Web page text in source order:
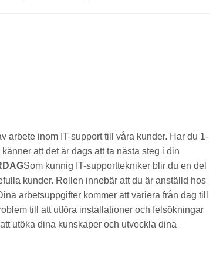
arbete inom IT-support till våra kunder. Har du 1-
att det är dags att ta nästa steg i din
Som kunnig IT-supporttekniker blir du en del
kunder. Rollen innebär att du är anställd hos
arbetsuppgifter kommer att variera från dag till
till att utföra installationer och felsökningar
utöka dina kunskaper och utveckla dina